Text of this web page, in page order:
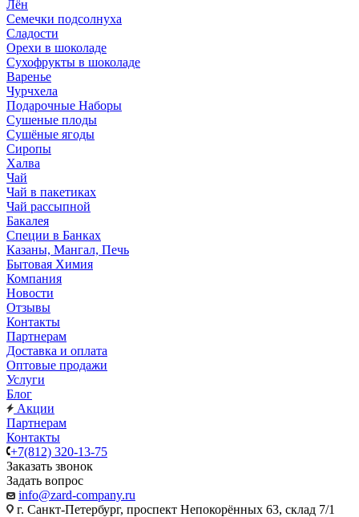
Лён
Семечки подсолнуха
Сладости
Орехи в шоколаде
Сухофрукты в шоколаде
Варенье
Чурчхела
Подарочные Наборы
Cушеные плоды
Сушёные ягоды
Сиропы
Халва
Чай
Чай в пакетиках
Чай рассыпной
Бакалея
Специи в Банках
Казаны, Мангал, Печь
Бытовая Химия
Компания
Новости
Отзывы
Контакты
Партнерам
Доставка и оплата
Оптовые продажи
Услуги
Блог
Акции
Партнерам
Контакты
+7(812) 320-13-75
Заказать звонок
Задать вопрос
info@zard-company.ru
г. Санкт-Петербург, проспект Непокорённых 63, склад 7/1